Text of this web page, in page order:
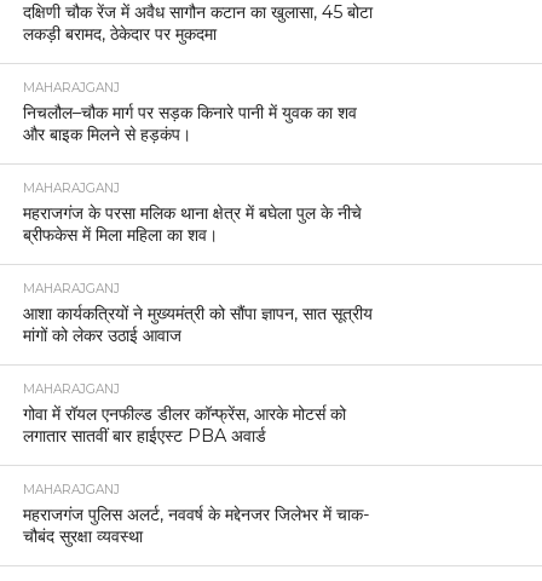
दक्षिणी चौक रेंज में अवैध सागौन कटान का खुलासा, 45 बोटा
लकड़ी बरामद, ठेकेदार पर मुकदमा
MAHARAJGANJ
निचलौल–चौक मार्ग पर सड़क किनारे पानी में युवक का शव
और बाइक मिलने से हड़कंप।
MAHARAJGANJ
महराजगंज के परसा मलिक थाना क्षेत्र में बघेला पुल के नीचे
ब्रीफकेस में मिला महिला का शव।
MAHARAJGANJ
आशा कार्यकत्रियों ने मुख्यमंत्री को सौंपा ज्ञापन, सात सूत्रीय
मांगों को लेकर उठाई आवाज
MAHARAJGANJ
गोवा में रॉयल एनफील्ड डीलर कॉन्फ्रेंस, आरके मोटर्स को
लगातार सातवीं बार हाईएस्ट PBA अवार्ड
MAHARAJGANJ
महराजगंज पुलिस अलर्ट, नववर्ष के मद्देनजर जिलेभर में चाक-
चौबंद सुरक्षा व्यवस्था